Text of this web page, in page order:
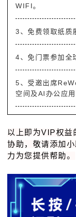
WIFI。
3、免费领取纸质
4、免门票参加全
5、受邀出席
空间及AI办公应用
以上即为VIP权益
协助，敬请添加
力为您提供帮助。